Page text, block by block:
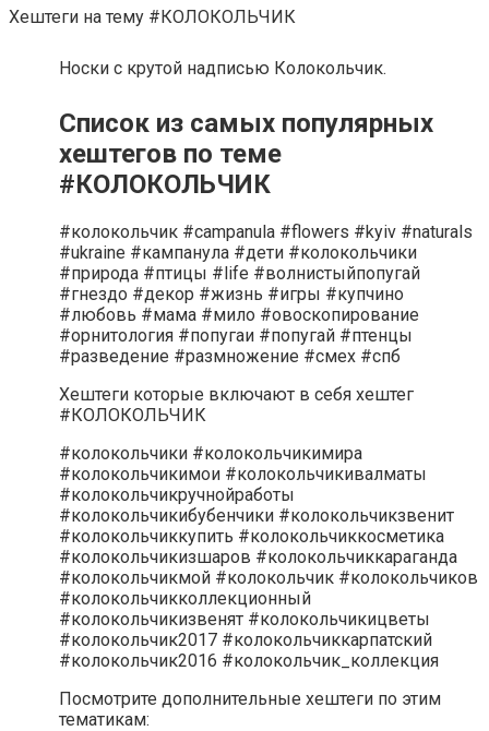
Хештеги на тему #КОЛОКОЛЬЧИК
Носки с крутой надписью Колокольчик.
Список из самых популярных
хештегов по теме
#КОЛОКОЛЬЧИК
#колокольчик #campanula #flowers #kyiv #naturals
#ukraine #кампанула #дети #колокольчики
#природа #птицы #life #волнистыйпопугай
#гнездо #декор #жизнь #игры #купчино
#любовь #мама #мило #овоскопирование
#орнитология #попугаи #попугай #птенцы
#разведение #размножение #смех #спб
Хештеги которые включают в себя хештег
#КОЛОКОЛЬЧИК
#колокольчики #колокольчикимира
#колокольчикимои #колокольчикивалматы
#колокольчикручнойработы
#колокольчикибубенчики #колокольчикзвенит
#колокольчиккупить #колокольчиккосметика
#колокольчикизшаров #колокольчиккараганда
#колокольчикмой #колокольчик #колокольчиков
#колокольчикколлекционный
#колокольчикизвенят #колокольчикицветы
#колокольчик2017 #колокольчиккарпатский
#колокольчик2016 #колокольчик_коллекция
Посмотрите дополнительные хештеги по этим
тематикам: